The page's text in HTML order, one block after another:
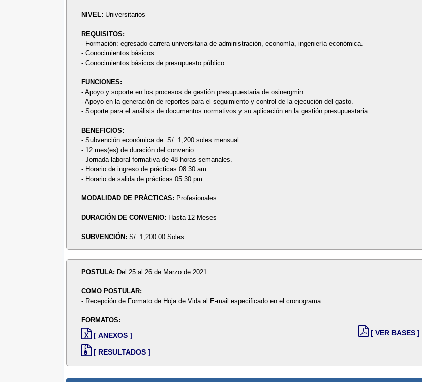
NIVEL: Universitarios
REQUISITOS:
- Formación: egresado carrera universitaria de administración, economía, ingeniería económica.
- Conocimientos básicos.
- Conocimientos básicos de presupuesto público.
FUNCIONES:
- Apoyo y soporte en los procesos de gestión presupuestaria de osinergmin.
- Apoyo en la generación de reportes para el seguimiento y control de la ejecución del gasto.
- Soporte para el análisis de documentos normativos y su aplicación en la gestión presupuestaria.
BENEFICIOS:
- Subvención económica de: S/. 1,200 soles mensual.
- 12 mes(es) de duración del convenio.
- Jornada laboral formativa de 48 horas semanales.
- Horario de ingreso de prácticas 08:30 am.
- Horario de salida de prácticas 05:30 pm
MODALIDAD DE PRÁCTICAS: Profesionales
DURACIÓN DE CONVENIO: Hasta 12 Meses
SUBVENCIÓN:S/. 1,200.00 Soles
POSTULA: Del 25 al 26 de Marzo de 2021
COMO POSTULAR:
- Recepción de Formato de Hoja de Vida al E-mail especificado en el cronograma.
FORMATOS:
[ ANEXOS ]
[ RESULTADOS ]
[ VER BASES ]